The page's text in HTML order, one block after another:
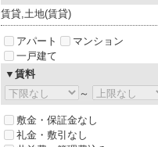
賃貸,土地(賃貸)
アパート
マンション
一戸建て
▼賃料
～
敷金・保証金なし
礼金・敷引なし